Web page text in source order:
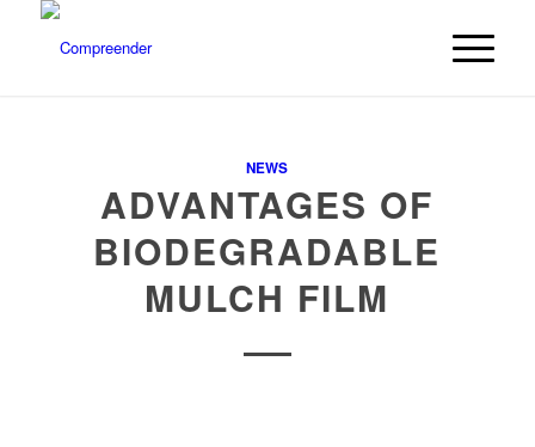
NEWS
ADVANTAGES OF
BIODEGRADABLE
MULCH FILM